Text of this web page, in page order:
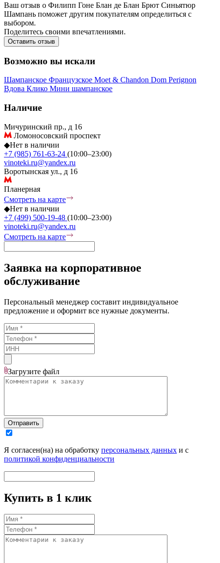
Ваш отзыв о Филипп Гоне Блан де Блан Брют Синьятюр
Шампань поможет другим покупателям определиться с
выбором.
Поделитесь своими впечатлениями.
Оставить отзыв
Возможно вы искали
Шампанское Французское Moet & Chandon Dom Perignon
Вдова Клико Мини шампанское
Наличие
Мичуринский пр., д 16
Ломоносовский проспект
◆Нет в наличии
+7 (985) 761-63-24 (10:00–23:00)
vinoteki.ru@yandex.ru
Воротынская ул., д 16
Планерная
Смотреть на карте
◆Нет в наличии
+7 (499) 500-19-48 (10:00–23:00)
vinoteki.ru@yandex.ru
Смотреть на карте
Заявка на корпоративное
обслуживание
Персональный менеджер составит индивидуальное
предложение и оформит все нужные документы.
Загрузите файл
Отправить
Я согласен(на) на обработку персональных данных и с
политикой конфиденциальности
Купить в 1 клик